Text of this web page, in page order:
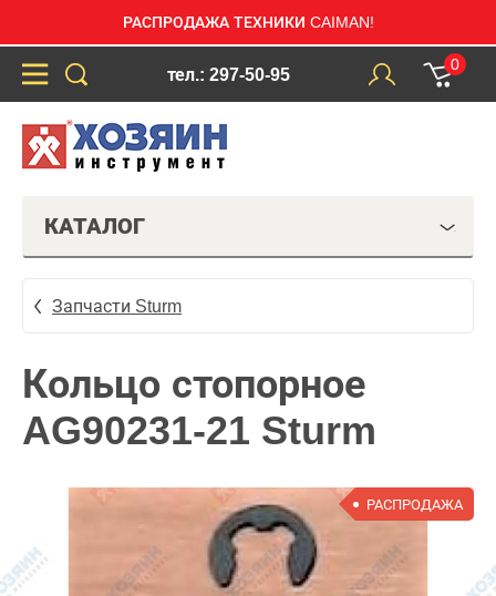
РАСПРОДАЖА ТЕХНИКИ CAIMAN!
тел.: 297-50-95
0
КАТАЛОГ
Запчасти Sturm
Кольцо стопорное
AG90231-21 Sturm
РАСПРОДАЖА